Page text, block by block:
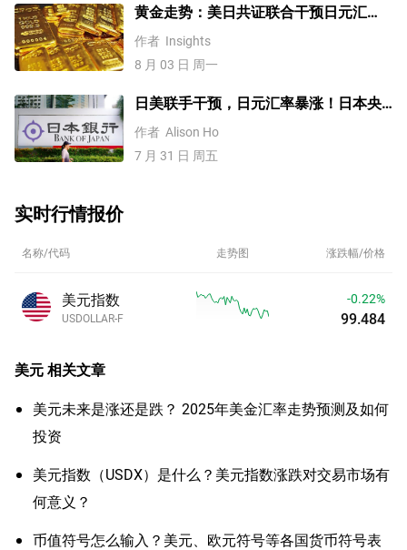
黄金走势：美日共证联合干预日元汇
率、美元失守100！金价缘何难涨？
作者 Insights
8 月 03 日 周一
日美联手干预，日元汇率暴涨！日本央
行不加息，未来走势如何？
作者 Alison Ho
7 月 31 日 周五
实时行情报价
名称/代码 走势图 涨跌幅/价格
美元指数
USDOLLAR-F
-0.22%
99.484
美元相关文章
美元未来是涨还是跌？ 2025年美金汇率走势预测及如何
投资
美元指数（USDX）是什么？美元指数涨跌对交易市场有
何意义？
币值符号怎么输入？美元、欧元符号等各国货币符号表